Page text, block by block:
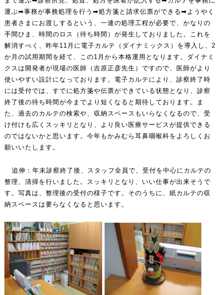
運ぶ➡事務が事務処理を行う➡処方箋と請求伝票ができる➡ようやく
患者さまにお渡しするという、一連の処理工程が必要で、かなりの
手間ひま、時間のロス（待ち時間）が発生しておりました。これを
解消すべく、昨年11月に電子カルテ（ダイナミックス）を導入し、2
か月の試用期間を経て、この1月から本格運用となります。ダイナミ
クスは開発者が現場の医師（吉原正彦先生）ですので、医師がより
使いやすい設計になっております。電子カルテにより、診察終了時
には受付では、すでに処方箋や伝票ができている状態となり、診察
終了後の待ち時間が今までより短くなると期待しております。ま
た、過去のカルテの検索や、収納スペースもいらなくなるので、受
け付けも広くスッキリとなり、より良い医療サービスが提供できる
のではないかと思います。今年もかみむら耳鼻咽喉科をよろしくお
願いいたします。
追伸：年末診察終了後、スタッフ全員で、受付を中心にカルテの
整理、清掃を行いました。スッキリとなり、いい仕事が出来そうで
す。写真は、整理後の受付の様子です。そのうちに、紙カルテの収
納スペースは要らなくなると思います。